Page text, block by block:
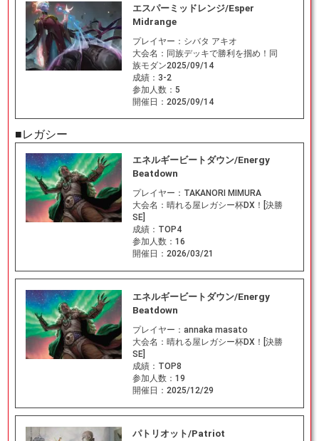
エスパーミッドレンジ/Esper
Midrange
プレイヤー： シバタ アキオ
大会名： 同族デッキで勝利を掴め！同
族モダン2025/09/14
成績： 3-2
参加人数： 5
開催日： 2025/09/14
■レガシー
エネルギービートダウン/Energy
Beatdown
プレイヤー： TAKANORI MIMURA
大会名： 晴れる屋レガシー杯DX！[決勝
SE]
成績： TOP4
参加人数： 16
開催日： 2026/03/21
エネルギービートダウン/Energy
Beatdown
プレイヤー： annaka masato
大会名： 晴れる屋レガシー杯DX！[決勝
SE]
成績： TOP8
参加人数： 19
開催日： 2025/12/29
パトリオット/Patriot